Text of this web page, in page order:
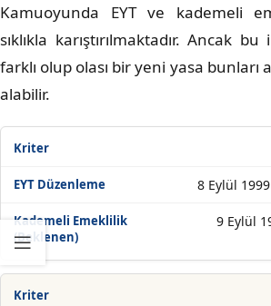
Kamuoyunda EYT ve kademeli
sıklıkla karıştırılmaktadır. Ancak
farklı olup olası bir yeni yasa bunları
alabilir.
8 Eylül
9 Eylül